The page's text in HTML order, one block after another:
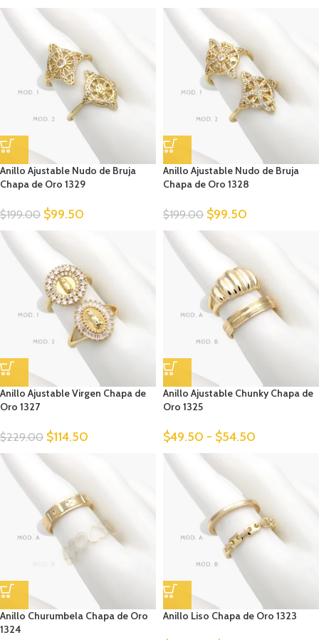
Anillo Ajustable Nudo de Bruja
Chapa de Oro 1329
$199.00 $99.50
Anillo Ajustable Nudo de Bruja
Chapa de Oro 1328
$199.00 $99.50
Anillo Ajustable Virgen Chapa de
Oro 1327
$229.00 $114.50
Anillo Ajustable Chunky Chapa de
Oro 1325
$49.50 - $54.50
Anillo Churumbela Chapa de Oro
1324
Anillo Liso Chapa de Oro 1323